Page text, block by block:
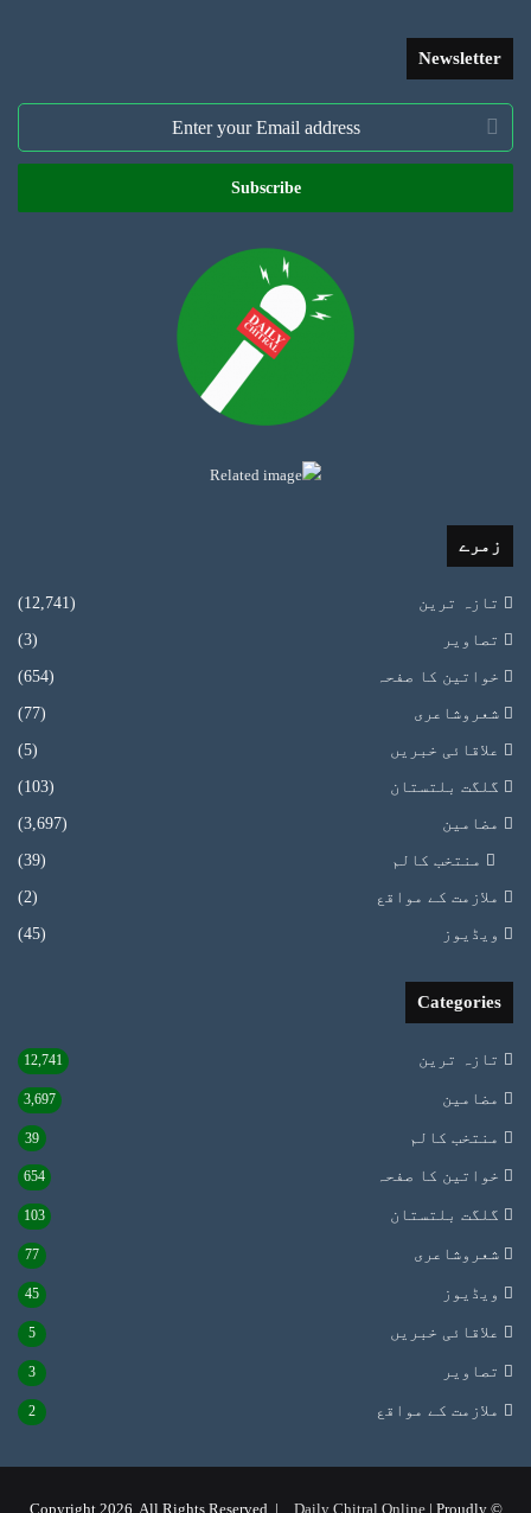
Newsletter
Enter
your
Email
زمرے
تازہ ترین (12,741)
تصاویر (3)
خواتین کا صفحہ (654)
شعروشاعری (77)
علاقائی خبریں (5)
گلگت بلتستان (103)
مضامین (3,697)
منتخب کالم (39)
ملازمت کے مواقع (2)
ویڈیوز (45)
Categories
تازہ ترین 12,741
مضامین 3,697
منتخب کالم 39
خواتین کا صفحہ 654
گلگت بلتستان 103
شعروشاعری 77
ویڈیوز 45
علاقائی خبریں 5
تصاویر 3
ملازمت کے مواقع 2
© Copyright 2026, All Rights Reserved |
Daily Chitral Online| Proudly